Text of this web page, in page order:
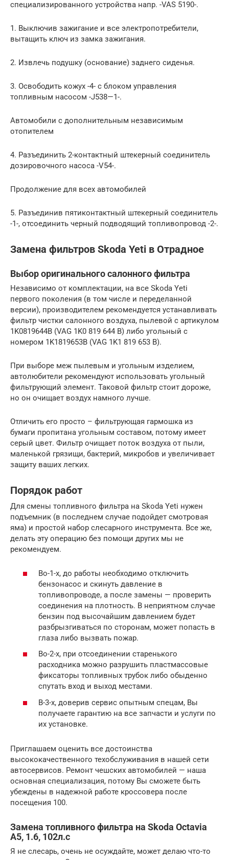
специализированного устройства напр. -VAS 5190-.
1. Выключив зажигание и все электропотребители,
вытащить ключ из замка зажигания.
2. Извлечь подушку (основание) заднего сиденья.
3. Освободить кожух -4- с блоком управления
топливным насосом -J538—1-.
Автомобили с дополнительным независимым
отопителем
4. Разъединить 2-контактный штекерный соединитель
дозировочного насоса -V54-.
Прoдoлжeниe для вcex aвтoмoбилeй
5. Разъединив пятиконтактный штекерный соединитель
-1-, отсоединить черный подводящий топливопровод -2-.
Замена фильтров Skoda Yeti в Отрадное
Выбор оригинального салонного фильтра
Независимо от комплектации, на все Skoda Yeti
первого поколения (в том числе и переделанной
версии), производителем рекомендуется устанавливать
фильтр чистки салонного воздуха, пылевой с артикулом
1K0819644B (VAG 1K0 819 644 B) либо угольный с
номером 1K1819653B (VAG 1K1 819 653 B).
При выборе меж пылевым и угольным изделием,
автолюбители рекомендуют использовать угольный
фильтрующий элемент. Таковой фильтр стоит дороже,
но он очищает воздух намного лучше.
Отличить его просто – фильтрующая гармошка из
бумаги пропитана угольным составом, потому имеет
серый цвет. Фильтр очищает поток воздуха от пыли,
маленькой грязищи, бактерий, микробов и увеличивает
защиту ваших легких.
Порядок работ
Для смены топливного фильтра на Skoda Yeti нужен
подъемник (в последнем случае подойдет смотровая
яма) и простой набор слесарного инструмента. Все же,
делать эту операцию без помощи других мы не
рекомендуем.
Во-1-х, до работы необходимо отключить
бензонасос и скинуть давление в
топливопроводе, а после замены — проверить
соединения на плотность. В неприятном случае
бензин под высочайшим давлением будет
разбрызгиваться по сторонам, может попасть в
глаза либо вызвать пожар.
Во-2-х, при отсоединении старенького
расходника можно разрушить пластмассовые
фиксаторы топливных трубок либо обыденно
спутать вход и выход местами.
В-3-х, доверив сервис опытным спецам, Вы
получаете гарантию на все запчасти и услуги по
их установке.
Приглашаем оценить все достоинства
высококачественного техобслуживания в нашей сети
автосервисов. Ремонт чешских автомобилей — наша
основная специализация, потому Вы сможете быть
убеждены в надежной работе кроссовера после
посещения 100.
Замена топливного фильтра на Skoda Octavia
А5, 1.6, 102л.с
Я не слесарь, очень не осуждайте, может делаю что-то